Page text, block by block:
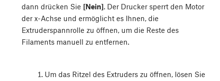
dann drücken Sie [Nein]. Der Drucker sperrt den Motor
der x-Achse und ermöglicht es Ihnen, die
Extruderspannrolle zu öffnen, um die Reste des
Filaments manuell zu entfernen.
Um das Ritzel des Extruders zu öffnen, lösen Sie